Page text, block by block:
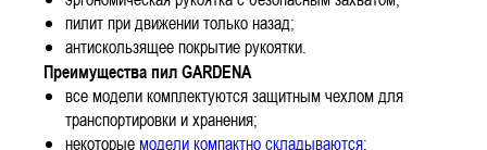
пилит при движении только назад;
антискользящее покрытие рукоятки.
Преимущества пил GARDENA
все модели комплектуются защитным чехлом для
транспортировки и хранения;
некоторыемодели компактно складываются;